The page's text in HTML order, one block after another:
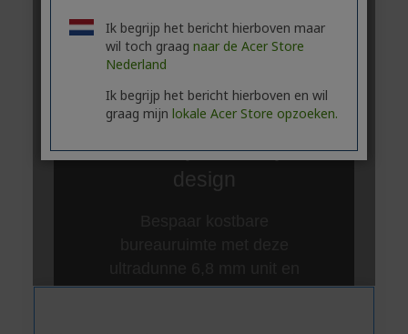
Ik begrijp het bericht hierboven maar
wil toch graag naar de Acer Store
Nederland
Ik begrijp het bericht hierboven en wil
graag mijn lokale Acer Store opzoeken.